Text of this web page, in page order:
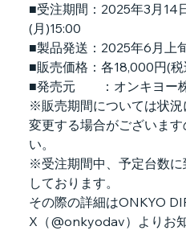
■受注期間：2025年3月14
(月)15:00
■製品発送：2025年6月上
■販売価格：各18,000円(税
■発売元        ：オンキヨ
※販売期間については状
変更する場合がございま
い。
※受注期間中、予定台数
しております。
その際の詳細はONKYO
X（@onkyodav）よりお